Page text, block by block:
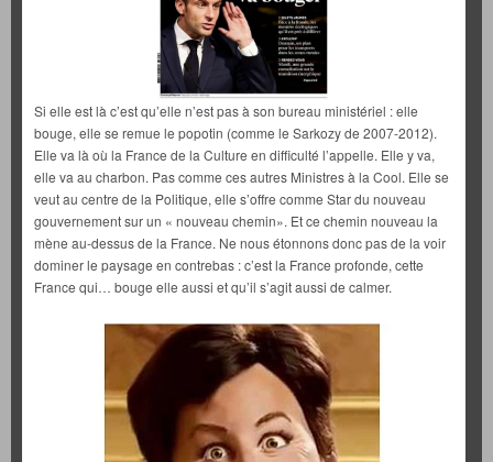
Si elle est là c’est qu’elle n’est pas à son bureau ministériel : elle
bouge, elle se remue le popotin (comme le Sarkozy de 2007-2012).
Elle va là où la France de la Culture en difficulté l’appelle. Elle y va,
elle va au charbon. Pas comme ces autres Ministres à la Cool. Elle se
veut au centre de la Politique, elle s’offre comme Star du nouveau
gouvernement sur un « nouveau chemin». Et ce chemin nouveau la
mène au-dessus de la France. Ne nous étonnons donc pas de la voir
dominer le paysage en contrebas : c’est la France profonde, cette
France qui… bouge elle aussi et qu’il s’agit aussi de calmer.